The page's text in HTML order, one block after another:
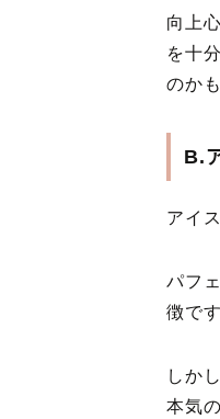
向上
を十
のか
B.
アイ
パフ
徴で
しか
本気